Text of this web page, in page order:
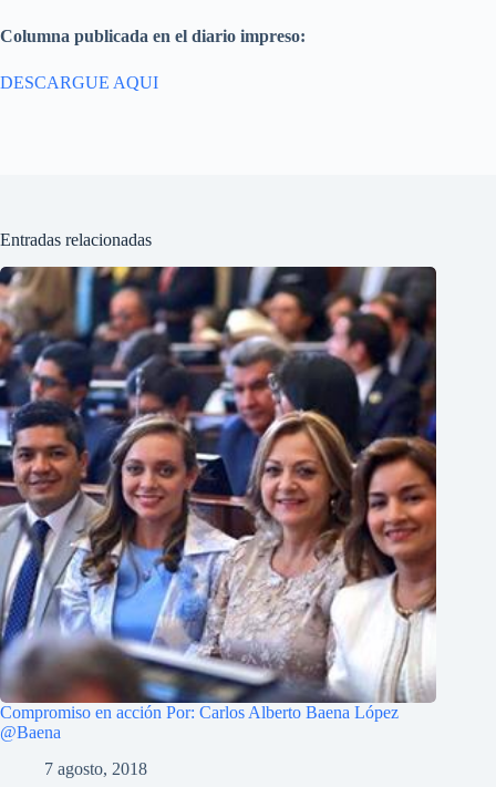
Columna publicada en el diario impreso:
DESCARGUE AQUI
Entradas relacionadas
Compromiso en acción Por: Carlos Alberto Baena López
@Baena
7 agosto, 2018